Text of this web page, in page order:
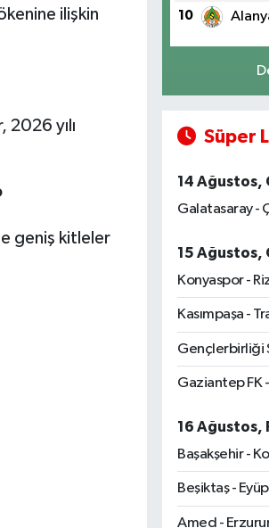
ilişkin
yılı
geniş kitleler
10
Süper
14 Ağustos,
Galatasaray -
15 Ağustos,
Konyaspor -
Kasımpaşa -
Gençlerbirliği
Gaziantep FK
16 Ağustos,
Başakşehir -
Beşiktaş -
Amed -